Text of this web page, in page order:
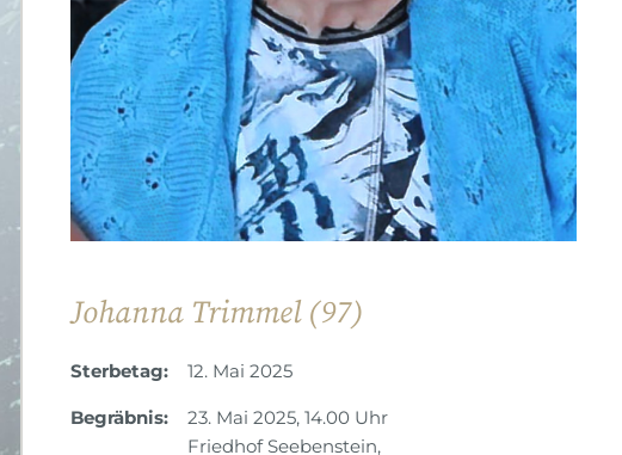
Johanna Trimmel (97)
Sterbetag: 12. Mai 2025
Begräbnis:
23. Mai 2025, 14.00 Uhr
Friedhof Seebenstein,